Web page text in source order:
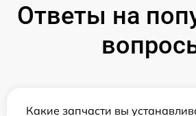
Ответы на
Какие запчасти вы